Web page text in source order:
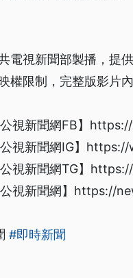
電視新聞部製播，提
權限制，完整版影片
視新聞網FB】
視新聞網IG】
視新聞網TG】
視新聞網】https://
#即時新聞